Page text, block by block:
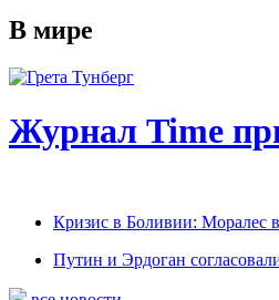
В мире
Журнал Time
Кризис в Боливии: Моралес в
Путин и Эрдоган